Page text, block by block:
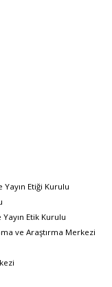
Etiği Kurulu
Etik Kurulu
ve Araştırma Merkezi